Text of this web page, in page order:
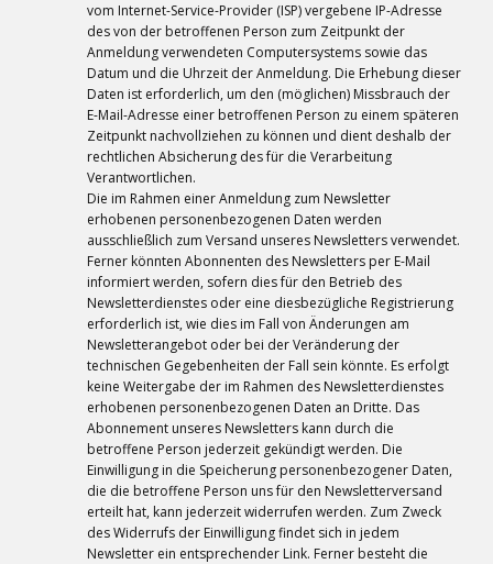
vom Internet-Service-Provider (ISP) vergebene IP-Adresse
des von der betroffenen Person zum Zeitpunkt der
Anmeldung verwendeten Computersystems sowie das
Datum und die Uhrzeit der Anmeldung. Die Erhebung dieser
Daten ist erforderlich, um den (möglichen) Missbrauch der
E-Mail-Adresse einer betroffenen Person zu einem späteren
Zeitpunkt nachvollziehen zu können und dient deshalb der
rechtlichen Absicherung des für die Verarbeitung
Verantwortlichen.
Die im Rahmen einer Anmeldung zum Newsletter
erhobenen personenbezogenen Daten werden
ausschließlich zum Versand unseres Newsletters verwendet.
Ferner könnten Abonnenten des Newsletters per E-Mail
informiert werden, sofern dies für den Betrieb des
Newsletterdienstes oder eine diesbezügliche Registrierung
erforderlich ist, wie dies im Fall von Änderungen am
Newsletterangebot oder bei der Veränderung der
technischen Gegebenheiten der Fall sein könnte. Es erfolgt
keine Weitergabe der im Rahmen des Newsletterdienstes
erhobenen personenbezogenen Daten an Dritte. Das
Abonnement unseres Newsletters kann durch die
betroffene Person jederzeit gekündigt werden. Die
Einwilligung in die Speicherung personenbezogener Daten,
die die betroffene Person uns für den Newsletterversand
erteilt hat, kann jederzeit widerrufen werden. Zum Zweck
des Widerrufs der Einwilligung findet sich in jedem
Newsletter ein entsprechender Link. Ferner besteht die